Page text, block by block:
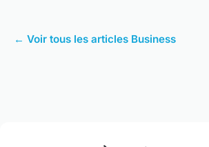
← Voir tous les articles Business